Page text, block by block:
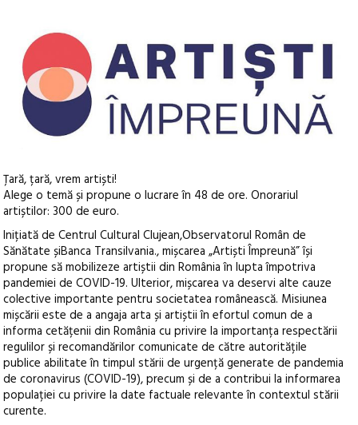
Țară, țară, vrem artiști!
Alege o temă și propune o lucrare în 48 de ore. Onorariul
artiștilor: 300 de euro.
Inițiată de Centrul Cultural Clujean,Observatorul Român de
Sănătate șiBanca Transilvania., mișcarea „Artiști Împreună” își
propune să mobilizeze artiștii din România în lupta împotriva
pandemiei de COVID-19. Ulterior, mișcarea va deservi alte cauze
colective importante pentru societatea românească. Misiunea
mișcării este de a angaja arta și artiștii în efortul comun de a
informa cetățenii din România cu privire la importanța respectării
regulilor și recomandărilor comunicate de către autoritățile
publice abilitate în timpul stării de urgență generate de pandemia
de coronavirus (COVID-19), precum și de a contribui la informarea
populației cu privire la date factuale relevante în contextul stării
curente.